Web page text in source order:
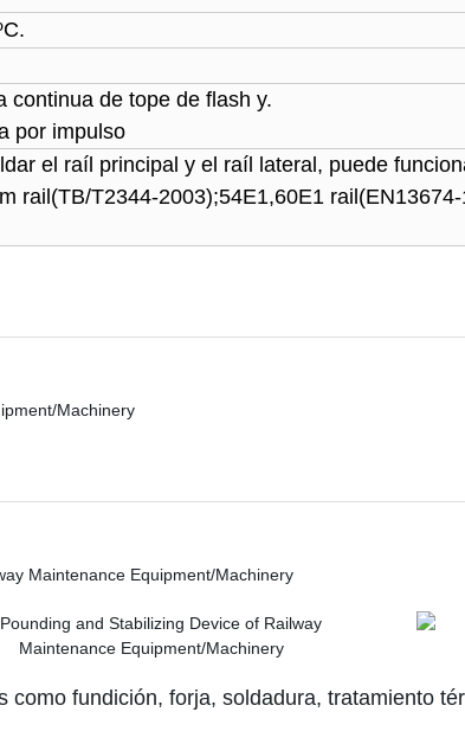
continua de tope de flash y.
por impulso
el raíl principal y el raíl lateral, puede
rail (TB/T2344-2003);54E1,60E1 rail (
fundición, forja, soldadura, tratamiento